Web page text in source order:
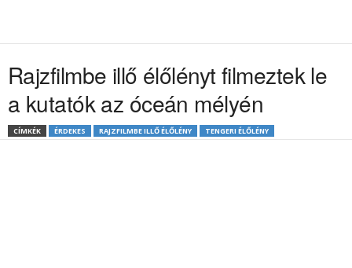
Rajzfilmbe illő élőlényt filmeztek le
a kutatók az óceán mélyén
CÍMKÉK ÉRDEKES RAJZFILMBE ILLŐ ÉLŐLÉNY TENGERI ÉLŐLÉNY